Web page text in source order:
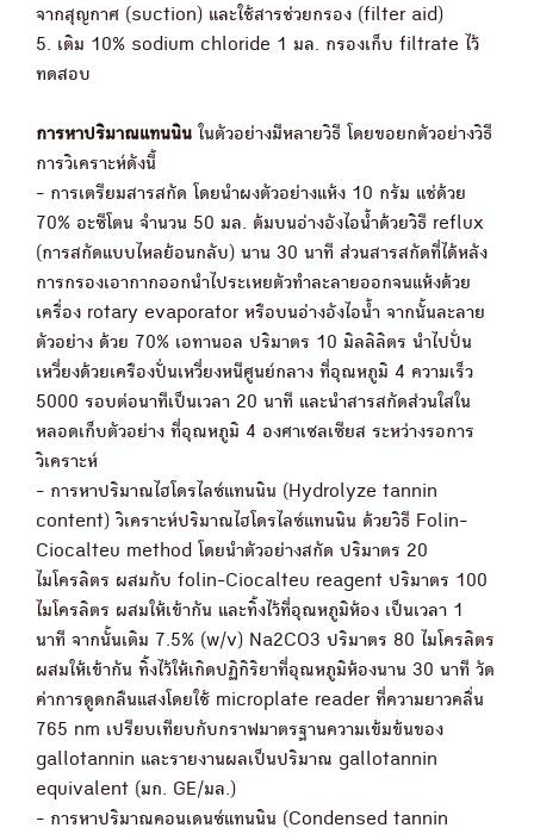
จากสุญกาศ (suction) และใช้สารช่วยกรอง (filter aid)
5. เติม 10% sodium chloride 1 มล. กรองเก็บ filtrate ไว้
ทดสอบ
การหาปริมาณแทนนิน ในตัวอย่างมีหลายวิธี โดยขอยกตัวอย่างวิธี
การวิเคราะห์ดังนี้
- การเตรียมสารสกัด โดยนำผงตัวอย่างแห้ง 10 กรัม แช่ด้วย
70% อะซีโตน จำนวน 50 มล. ต้มบนอ่างอังไอน้ำด้วยวิธี reflux
(การสกัดแบบไหลย้อนกลับ) นาน 30 นาที ส่วนสารสกัดที่ได้หลัง
การกรองเอากากออกนำไประเหยตัวทำละลายออกจนแห้งด้วย
เครื่อง rotary evaporator หรือบนอ่างอังไอน้ำ จากนั้นละลาย
ตัวอย่าง ด้วย 70% เอทานอล ปริมาตร 10 มิลลิลิตร นำไปปั่น
เหวี่ยงด้วยเครืองปั่นเหวี่ยงหนีศูนย์กลาง ที่อุณหภูมิ 4 ความเร็ว
5000 รอบต่อนาทีเป็นเวลา 20 นาที และนำสารสกัดส่วนใสใน
หลอดเก็บตัวอย่าง ที่อุณหภูมิ 4 องศาเซลเซียส ระหว่างรอการ
วิเคราะห์
- การหาปริมาณไฮโดรไลซ์แทนนิน (Hydrolyze tannin
content) วิเคราะห์ปริมาณไฮโดรไลซ์แทนนิน ด้วยวิธี Folin-
Ciocalteu method โดยนำตัวอย่างสกัด ปริมาตร 20
ไมโครลิตร ผสมกับ folin-Ciocalteu reagent ปริมาตร 100
ไมโครลิตร ผสมให้เข้ากัน และทิ้งไว้ที่อุณหภูมิห้อง เป็นเวลา 1
นาที จากนั้นเติม 7.5% (w/v) Na2CO3 ปริมาตร 80 ไมโครลิตร
ผสมให้เข้ากัน ทิ้งไว้ให้เกิดปฏิกิริยาที่อุณหภูมิห้องนาน 30 นาที วัด
ค่าการดูดกลืนแสงโดยใช้ microplate reader ที่ความยาวคลื่น
765 nm เปรียบเทียบกับกราฟมาตรฐานความเข้มข้นของ
gallotannin และรายงานผลเป็นปริมาณ gallotannin
equivalent (มก. GE/มล.)
- การหาปริมาณคอนเดนซ์แทนนิน (Condensed tannin